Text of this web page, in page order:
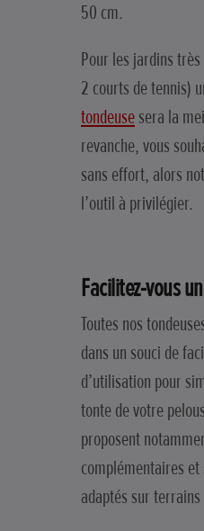
50 cm.
Pour les jardins
2 courts de tennis)
tondeusesera la
revanche, vous
sans effort, alors
l’outil à privilégier.
Facilitez-vous
Toutes nos
dans un souci de
d’utilisation pour
tonte de votre
proposent
complémentaires
adaptés sur